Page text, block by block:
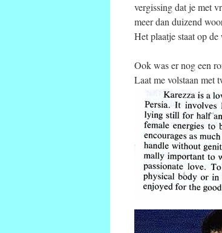
vergissing dat je met
meer dan duizend
Het plaatje staat op
Ook was er nog een
Laat me volstaan met